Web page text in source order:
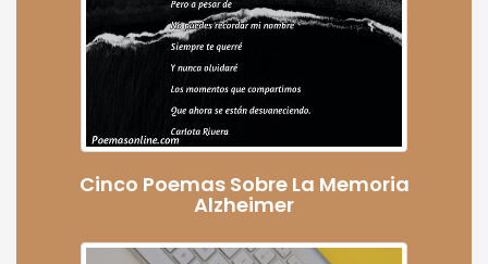
Cinco Poemas Sobre La Memoria
Alzheimer